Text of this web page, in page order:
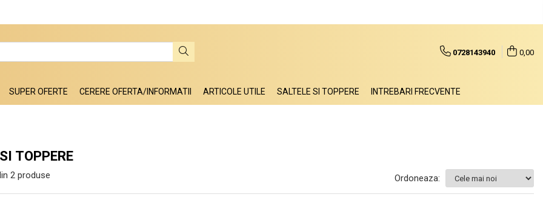
0728143940 0,00
SUPER OFERTE CERERE OFERTA/INFORMATII ARTICOLE UTILE SALTELE SI TOPPERE INTREBARI FRECVENTE
TOPPERE
2 produse Ordoneaza: